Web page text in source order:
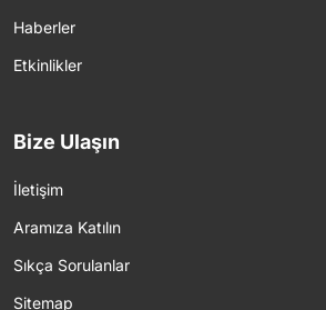
Haberler
Etkinlikler
Bize Ulaşın
İletişim
Aramıza Katılın
Sıkça Sorulanlar
Sitemap